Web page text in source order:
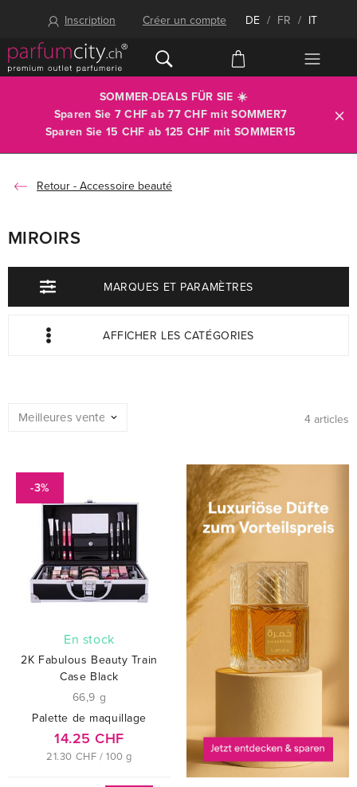
Inscription Créer un compte DE / FR / IT
SOMMER-DEALS FÜR SIE ☀️
Sparen Sie 7 CHF ab 77 CHF mitSOMMER7
Sparen Sie 15 CHF ab 125 CHF mit SOMMER15
Accessoire beauté
MIROIRS
MARQUES ET PARAMÈTRES
AFFICHER LES CATÉGORIES
4 articles
-3%
En stock
2K Fabulous Beauty Train
Case Black
66,9 g
Palette de maquillage
14.25 CHF
21.30 CHF / 100 g